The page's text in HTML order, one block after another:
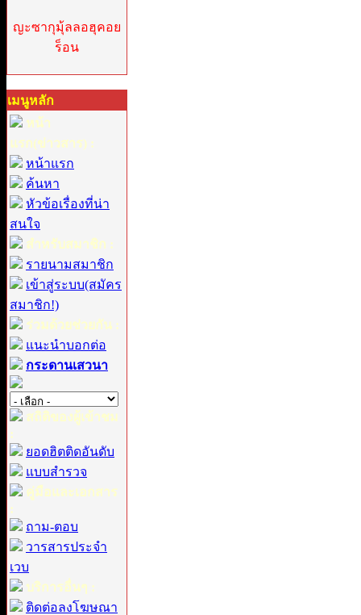
ญะซากุมุ้ลลอฮุคอย
ร็อน
เมนูหลัก
หน้า
แรก(ข่าวสาร) :
หน้าแรก
ค้นหา
หัวข้อเรื่องที่น่า
สนใจ
สำหรับสมาชิก :
รายนามสมาชิก
เข้าสู่ระบบ(สมัคร
สมาชิก!)
ร่วมด้วยช่วยกัน :
แนะนำบอกต่อ
กระดานเสวนา
สถิติของผู้เข้าชม
:
ยอดฮิตติดอันดับ
แบบสำรวจ
คู่มือและเอกสาร
:
ถาม-ตอบ
วารสารประจำ
เวบ
บริการอื่นๆ :
ติดต่อลงโฆษณา